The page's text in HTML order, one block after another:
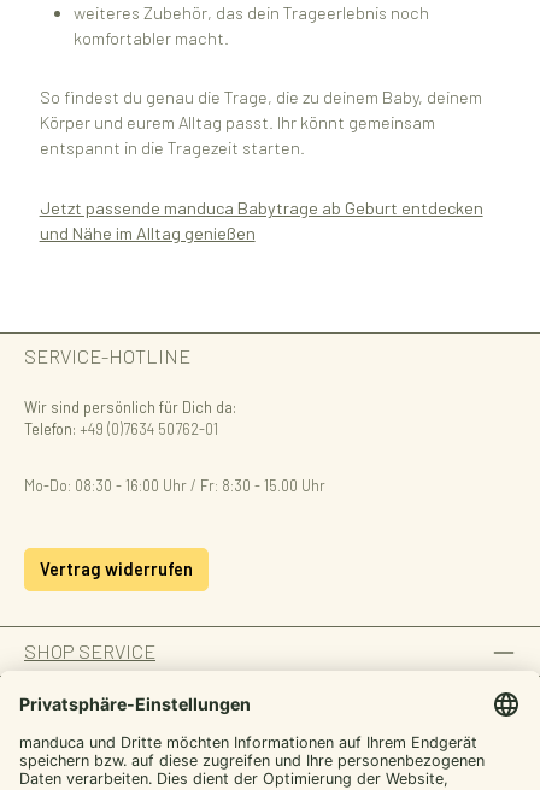
weiteres Zubehör, das dein Trageerlebnis noch
komfortabler macht.
So findest du genau die Trage, die zu deinem Baby, deinem
Körper und eurem Alltag passt. Ihr könnt gemeinsam
entspannt in die Tragezeit starten.
Jetzt passende manduca Babytrage ab Geburt entdecken
und Nähe im Alltag genießen
SERVICE-HOTLINE
Wir sind persönlich für Dich da:
Telefon: +49 (0)7634 50762-01
Mo-Do: 08:30 - 16:00 Uhr / Fr: 8:30 - 15.00 Uhr
Vertrag widerrufen
SHOP SERVICE
INFORMATION
ZAHLUNGSARTEN